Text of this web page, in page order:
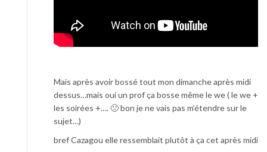
Mais après avoir bossé tout mon dimanche après midi
dessus…mais oui un prof ça bosse même le we ( le we +
les soirées +…. 🙁 bon je ne vais pas m’étendre sur le
sujet…)
bref Cazagou elle ressemblait plutôt à ça cet après midi